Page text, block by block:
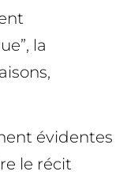
la
évidentes
le récit